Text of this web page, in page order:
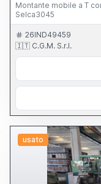
Montante mobile a T
Selca3045
26IND49459
🇮🇹 C.G.M. S.r.l.
usato